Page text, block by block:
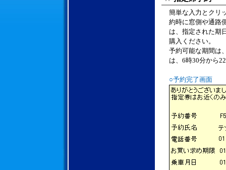
簡単な入力とクリ
約時に窓側や通路
は、指定された期
購入ください。
予約可能な期間は
は、6時30分から
○予約完了画面